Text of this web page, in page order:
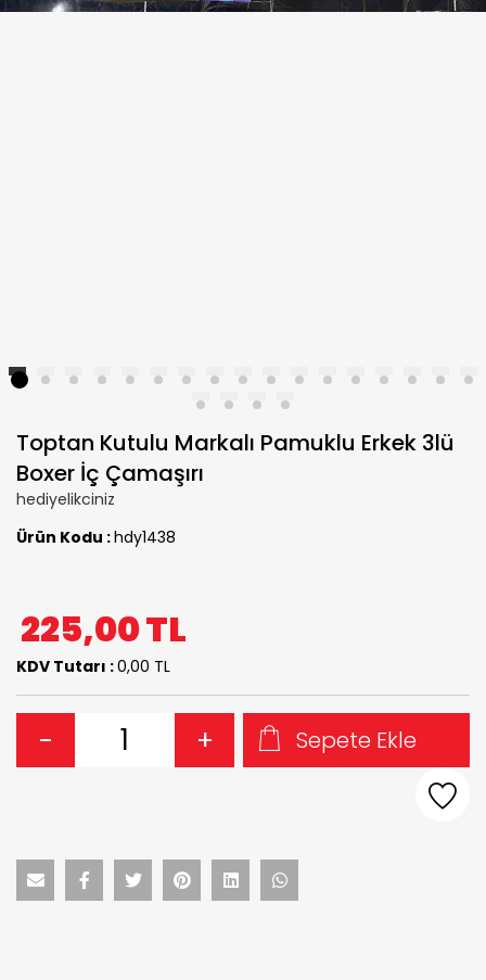
2 3 4 5 6 7 8 9 10 11 12 13 14 15 16
17
18
19 20 21
Toptan Kutulu Markalı Pamuklu Erkek 3lü
Boxer İç Çamaşırı
hediyelikciniz
Ürün Kodu :hdy1438
225,00TL
KDV Tutarı :0,00 TL
- + Sepete Ekle